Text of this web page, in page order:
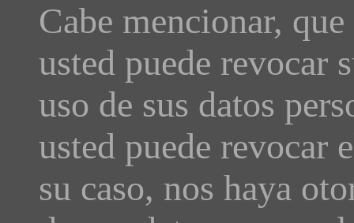
Cabe mencionar,
usted puede revocar
uso de sus datos
usted puede revocar
su caso, nos haya